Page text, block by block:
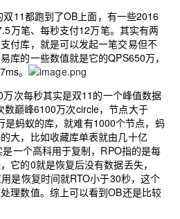
11都跑到了OB上面，有一些2016
万笔、每秒支付12万笔。其实有两
付库，就是可以发起一笔交易但不
库的一些数值就是它的QPS650万，
。
次每秒其实是双11的一个峰值数据
数巅峰6100万次circle，节点大于
是蚂蚁的库，就难有1000个节点，蚂
大，比如收藏库单表就由几十亿
一个高科用于复制，RPO指的是每
它的0就是恢复后没有数据丢失，
是恢复时间就RTO小于30秒，这个
理数值。综上可以看到OB还是比较